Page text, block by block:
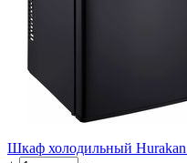
Шкаф холодильный